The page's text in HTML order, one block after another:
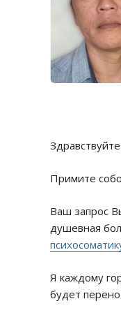
Примите
Ваш запрос
душевная
Я каждому
будет